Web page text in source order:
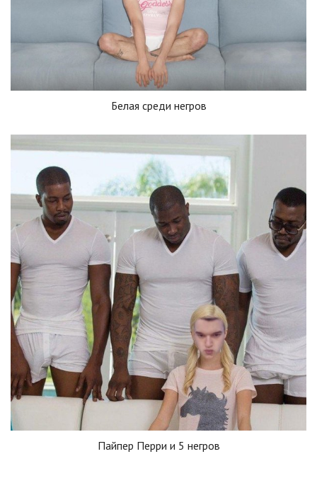
Белая среди негров
Пайпер Перри и 5 негров